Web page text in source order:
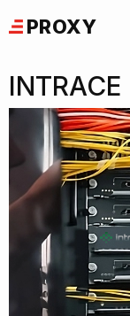
to
PROXY
INTRACE